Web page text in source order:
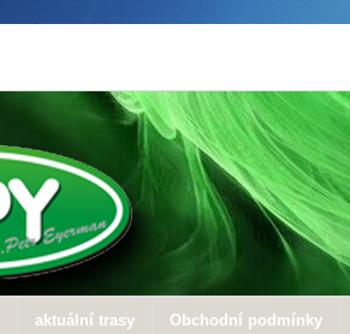
aktuální trasy Obchodní podmínky